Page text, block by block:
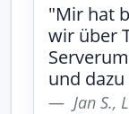
"Mir hat
wir über
und
Jan S.,